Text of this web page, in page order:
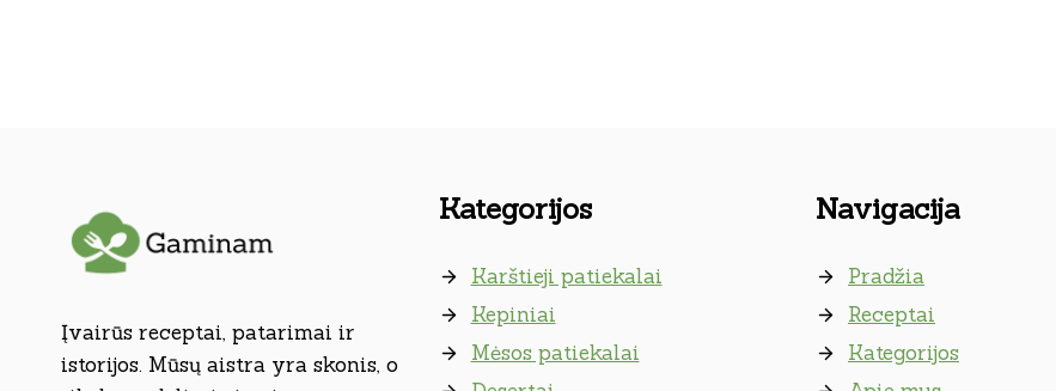
Įvairūs receptai, patarimai ir
istorijos. Mūsų aistra yra skonis, o
Kategorijos
Karštieji patiekalai
Kepiniai
Mėsos patiekalai
Navigacija
Pradžia
Receptai
Kategorijos